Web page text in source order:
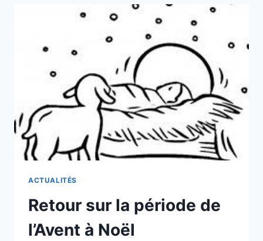
AGATHE
ACTUALITÉS
Retour sur la période de
l’Avent à Noël